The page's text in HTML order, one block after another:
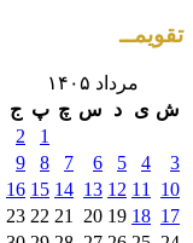
تقویمــ
مرداد ۱۴۰۵
ش ی د س چ پ ج
1
2
3
4
5
6
7
8
9
10
11
12
13
14
15
16
17
18
19
20
21
22
23